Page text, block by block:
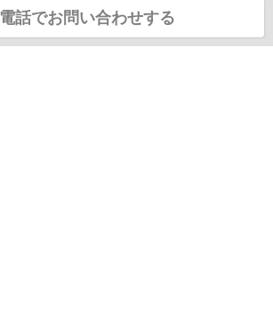
電話でお問い合わせする